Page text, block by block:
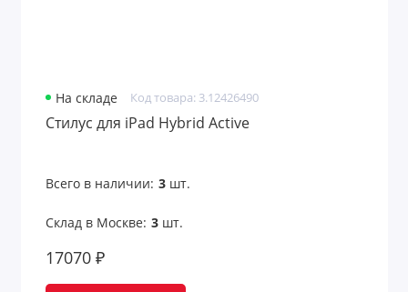
На складе Код товара: 3.12426490
Стилус для iPad Hybrid Active
Всего в наличии: 3шт.
Склад в Москве: 3шт.
17070 ₽